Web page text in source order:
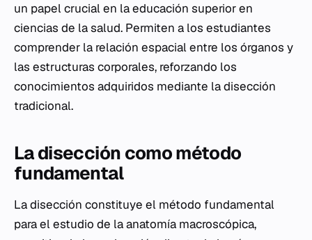
un papel crucial en la educación superior en
ciencias de la salud. Permiten a los estudiantes
comprender la relación espacial entre los órganos y
las estructuras corporales, reforzando los
conocimientos adquiridos mediante la disección
tradicional.
La disección como método
fundamental
La disección constituye el método fundamental
para el estudio de la anatomía macroscópica,